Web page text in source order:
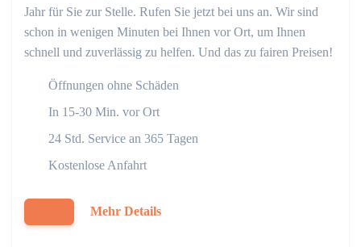
Jahr für Sie zur Stelle. Rufen Sie jetzt bei uns an. Wir sind
schon in wenigen Minuten bei Ihnen vor Ort, um Ihnen
schnell und zuverlässig zu helfen. Und das zu fairen Preisen!
Öffnungen ohne Schäden
In 15-30 Min. vor Ort
24 Std. Service an 365 Tagen
Kostenlose Anfahrt
Mehr Details